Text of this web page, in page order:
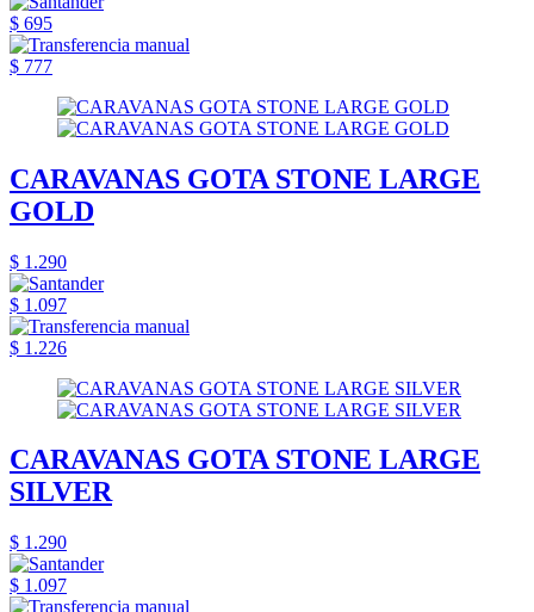
$ 695
$ 777
CARAVANAS GOTA STONE LARGE
GOLD
$ 1.290
$ 1.097
$ 1.226
CARAVANAS GOTA STONE LARGE
SILVER
$ 1.290
$ 1.097